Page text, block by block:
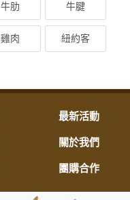
牛肋 牛腱
雞肉 紐約客
最新活動
關於我們
團購合作